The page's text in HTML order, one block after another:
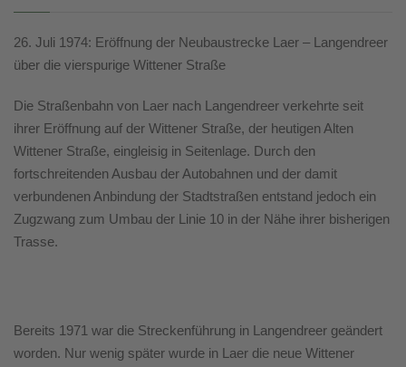
26. Juli 1974: Eröffnung der Neubaustrecke Laer – Langendreer
über die vierspurige Wittener Straße
Die Straßenbahn von Laer nach Langendreer verkehrte seit
ihrer Eröffnung auf der Wittener Straße, der heutigen Alten
Wittener Straße, eingleisig in Seitenlage. Durch den
fortschreitenden Ausbau der Autobahnen und der damit
verbundenen Anbindung der Stadtstraßen entstand jedoch ein
Zugzwang zum Umbau der Linie 10 in der Nähe ihrer bisherigen
Trasse.
Bereits 1971 war die Streckenführung in Langendreer geändert
worden. Nur wenig später wurde in Laer die neue Wittener